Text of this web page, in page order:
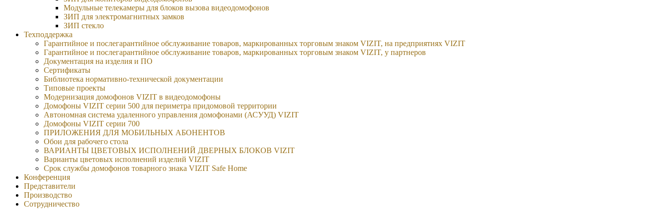
Модульные телекамеры для блоков вызова видеодомофонов
ЗИП для электромагнитных замков
ЗИП стекло
Техподдержка
Гарантийное и послегарантийное обслуживание товаров, маркированных торговым знаком VIZIT, на предприятиях VIZIT
Гарантийное и послегарантийное обслуживание товаров, маркированных торговым знаком VIZIT, у партнеров
Документация на изделия и ПО
Сертификаты
Библиотека нормативно-технической документации
Типовые проекты
Модернизация домофонов VIZIT в видеодомофоны
Домофоны VIZIT серии 500 для периметра придомовой территории
Автономная система удаленного управления домофонами (АСУУД) VIZIT
Домофоны VIZIT серии 700
ПРИЛОЖЕНИЯ ДЛЯ МОБИЛЬНЫХ АБОНЕНТОВ
Обои для рабочего стола
ВАРИАНТЫ ЦВЕТОВЫХ ИСПОЛНЕНИЙ ДВЕРНЫХ БЛОКОВ VIZIT
Варианты цветовых исполнений изделий VIZIT
Срок службы домофонов товарного знака VIZIT Safe Home
Конференция
Представители
Производство
Сотрудничество